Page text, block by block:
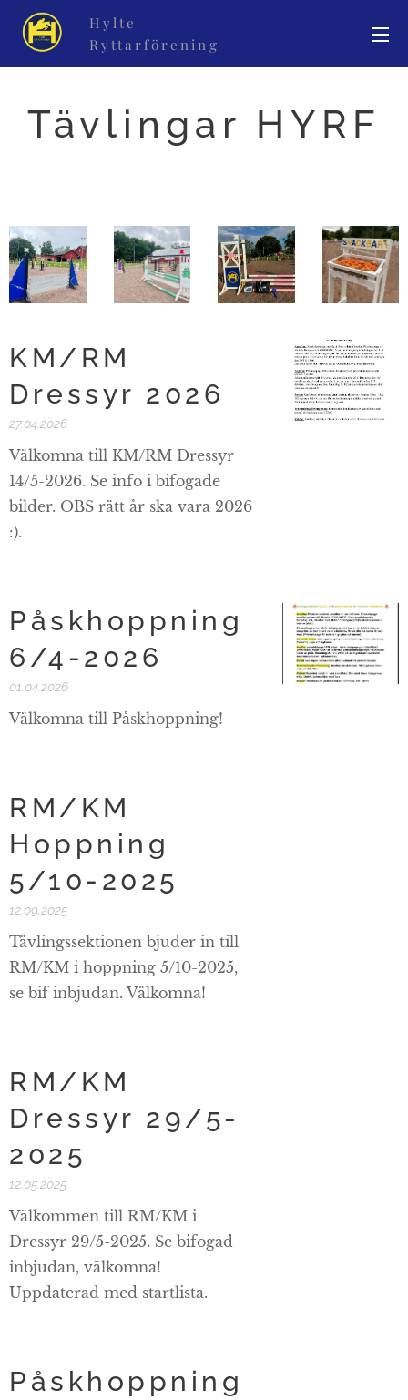
Hylte
Ryttarförening
Tävlingar HYRF
KM/RM
Dressyr 2026
27.04.2026
Välkomna till KM/RM Dressyr
14/5-2026. Se info i bifogade
bilder. OBS rätt år ska vara 2026
:).
Påskhoppning
6/4-2026
01.04.2026
Välkomna till Påskhoppning!
RM/KM
Hoppning
5/10-2025
12.09.2025
Tävlingssektionen bjuder in till
RM/KM i hoppning 5/10-2025,
se bif inbjudan. Välkomna!
RM/KM
Dressyr 29/5-
2025
12.05.2025
Välkommen till RM/KM i
Dressyr 29/5-2025. Se bifogad
inbjudan, välkomna!
Uppdaterad med startlista.
Påskhoppning